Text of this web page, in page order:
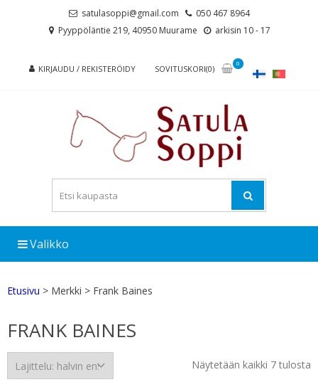
satulasoppi@gmail.com
050 467 8964
Pyyppöläntie 219, 40950 Muurame
arkisin 10 - 17
KIRJAUDU / REKISTERÖIDY SOVITUSKORI(0)
0
Valikko
Etusivu > Merkki > Frank Baines
FRANK BAINES
Näytetään kaikki 7 tulosta